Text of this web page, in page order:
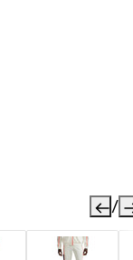
/